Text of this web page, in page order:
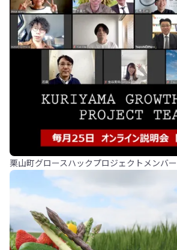
栗山町グロースハックプロジェクトメンバー